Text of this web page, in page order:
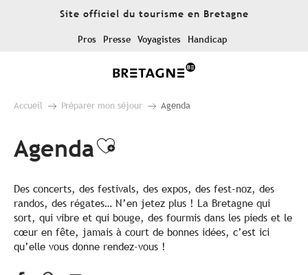
Site officiel du tourisme en Bretagne
Pros Presse Voyagistes Handicap
Accueil Préparer mon séjour Agenda
AgendaAjouter aux favoris
Des concerts, des festivals, des expos, des fest-noz, des
randos, des régates… N’en jetez plus ! La Bretagne qui
sort, qui vibre et qui bouge, des fourmis dans les pieds et le
cœur en fête, jamais à court de bonnes idées, c’est ici
qu’elle vous donne rendez-vous !